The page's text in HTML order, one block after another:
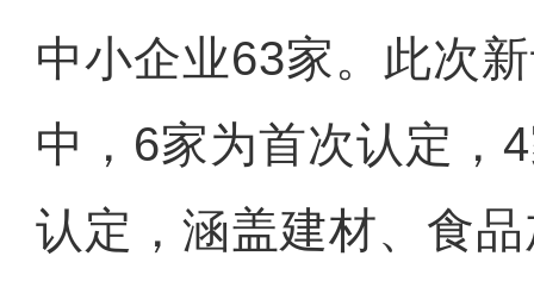
中小企业63家。此次
中，6家为首次认定，
认定，涵盖建材、食